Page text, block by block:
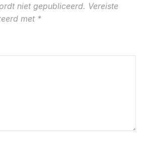
niet gepubliceerd. Vereiste
met *